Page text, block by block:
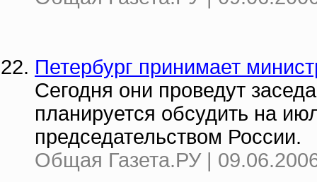
Петербург принимает
Сегодня они проведут
планируется обсудить на
председательством России.
Общая Газета.РУ |